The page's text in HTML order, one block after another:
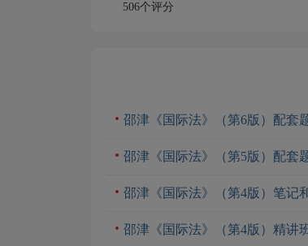
506个评分
邵津《国际法》（第6版）配套
邵津《国际法》（第5版）配套
邵津《国际法》（第4版）笔记
邵津《国际法》（第4版）精讲